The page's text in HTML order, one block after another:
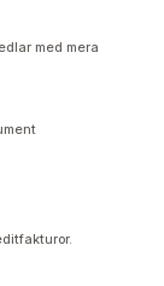
med mera